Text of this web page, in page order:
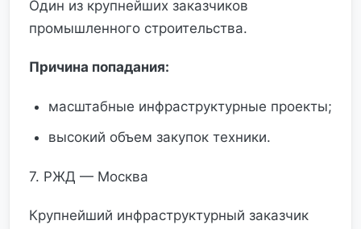
Один из крупнейших заказчиков
промышленного строительства.
Причина попадания:
масштабные инфраструктурные проекты;
высокий объем закупок техники.
7. РЖД — Москва
Крупнейший инфраструктурный заказчик